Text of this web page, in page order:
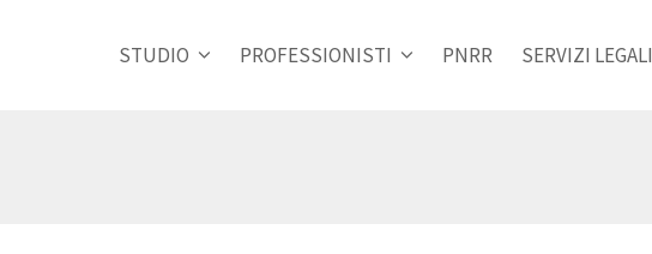
STUDIO PROFESSIONISTI PNRR SERVIZI LEGALI